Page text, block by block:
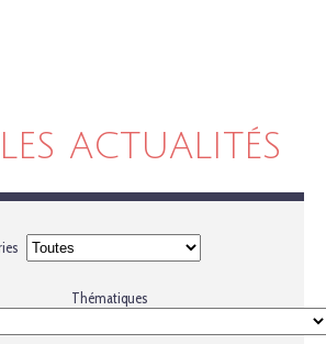
ACTUALITÉS
Thématiques